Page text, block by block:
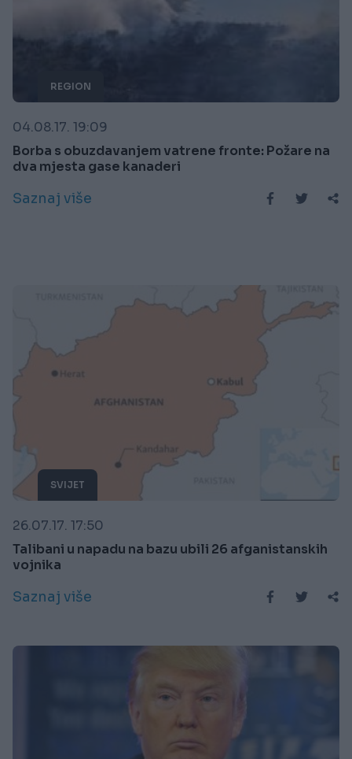
REGION
04.08.17. 19:09
Borba s obuzdavanjem vatrene fronte: Požare na
dva mjesta gase kanaderi
Saznaj više
SVIJET
26.07.17. 17:50
Talibani u napadu na bazu ubili 26 afganistanskih
vojnika
Saznaj više